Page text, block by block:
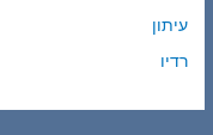
עיתון
רדיו